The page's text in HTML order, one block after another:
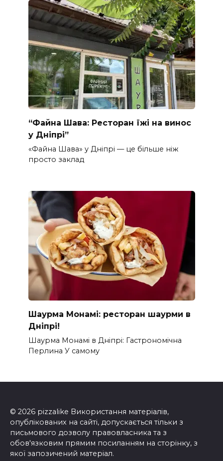
“Файна Шава: Ресторан їжі на винос
у Дніпрі”
«Файна Шава» у Дніпрі — це більше ніж
просто заклад
Шаурма Монамі: ресторан шаурми в
Дніпрі!
Шаурма Монамі в Дніпрі: Гастрономічна
Перлина У самому
© 2026 pizzalike Використання матеріалів,
опублікованих на сайті, допускається тільки з
письмового дозволу правовласника та з
обов'язковим прямим посиланням на сторінку, з
якої запозичений матеріал.